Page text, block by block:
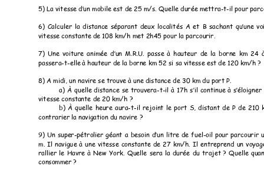
5) La vitesse d’un mobile est de 25 m/s. Quelle durée mettra-t-il pour
6) Calculer la distance séparant deux localités A et B sachant qu’une
vitesse constante de 108 km/h met 2h45 pour la parcourir.
7) Une voiture animée d’un M.R.U. passe à hauteur de la borne km 24
passera-t-elle à hauteur de la borne km 52 si sa vitesse est de 120 km/h ?
8) A midi, un navire se trouve à une distance de 30 km du port P.
a) À quelle distance se trouvera-t-il à 17h s’il continue à s’éloigner
vitesse constante de 20 km/h ?
b) À quelle heure aura-t-il rejoint le port S, distant de P de 210
contrarier la navigation du navire ?
9) Un super-pétrolier géant a besoin d’un litre de fuel-oil pour parcourir
m. Il navigue à une vitesse constante de 27 km/h. Il entreprend un
rallier le Havre à New York. Quelle sera la durée du trajet ? Quelle
consommer ?